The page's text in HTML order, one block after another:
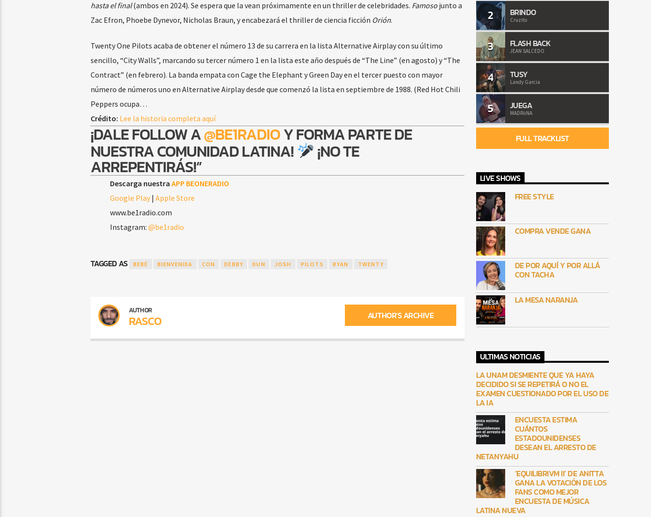
hasta el final(ambos en 2024). Se espera que la vean próximamente en un thriller de celebridades. Famoso junto a
Zac Efron, Phoebe Dynevor, Nicholas Braun, y encabezará el thriller de ciencia ficción Orión.
Twenty One Pilots acaba de obtener el número 13 de su carrera en la lista Alternative Airplay con su último
sencillo, “City Walls”, marcando su tercer número 1 en la lista este año después de “The Line” (en agosto) y “The
Contract” (en febrero). La banda empata con Cage the Elephant y Green Day en el tercer puesto con mayor
número de números uno en Alternative Airplay desde que comenzó la lista en septiembre de 1988. (Red Hot Chili
Peppers ocupa…
Crédito: Lee la historia completa aquí
¡DALE FOLLOW A@BE1RADIOY FORMA PARTE DE
NUESTRA COMUNIDAD LATINA! ¡NO TE
ARREPENTIRÁS!”
Descarga nuestra APP BEONERADIO
Google Play| Apple Store
www.be1radio.com
Instagram: @be1radio
TAGGED AS BEBÉ BIENVENIDA CON DEBBY DUN JOSH PILOTS RYAN TWENTY
AUTHOR
RASCO AUTHOR'S ARCHIVE
2 BRINDO
Cruzito
3 FLASH BACK
JEAN SALCEDO
4 TUSY
Landy Garcia
5 JUEGA
MADRiiNA
FULL TRACKLIST
LIVE SHOWS
FREE STYLE
COMPRA VENDE GANA
DE POR AQUÍ Y POR ALLÁ
CON TACHA
LA MESA NARANJA
ULTIMAS NOTICIAS
LA UNAM DESMIENTE QUE YA HAYA
DECIDIDO SI SE REPETIRÁ O NO EL
EXAMEN CUESTIONADO POR EL USO DE
LA IA
ENCUESTA ESTIMA
CUÁNTOS
ESTADOUNIDENSES
DESEAN EL ARRESTO DE
NETANYAHU
‘EQUILIBRIVM II’ DE ANITTA
GANA LA VOTACIÓN DE LOS
FANS COMO MEJOR
ENCUESTA DE MÚSICA
LATINA NUEVA